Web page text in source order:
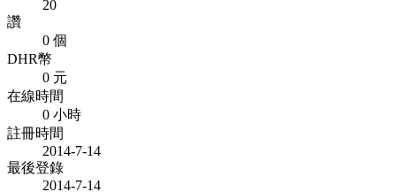
20
讚
0 個
DHR幣
0 元
在線時間
0 小時
註冊時間
2014-7-14
最後登錄
2014-7-14